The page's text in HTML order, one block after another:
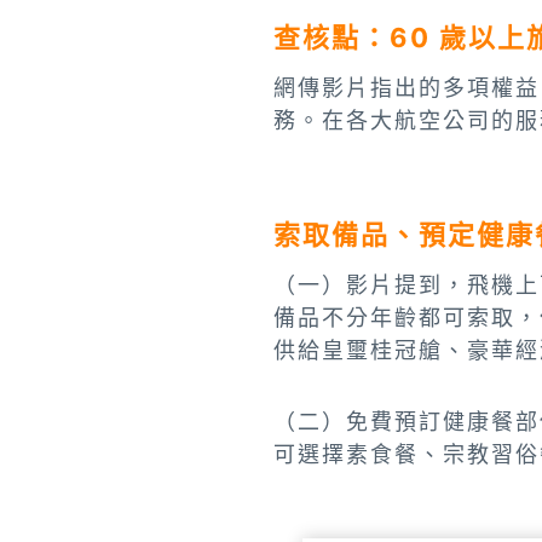
查核點：60 歲以上
網傳影片指出的多項權
務。在各大航空公司的
索取備品、預定健
（一）影片提到，飛機
備品不分年齡都可索取
供給皇璽桂冠艙、豪華
（二）免費預訂健康餐
可選擇素食餐、宗教習